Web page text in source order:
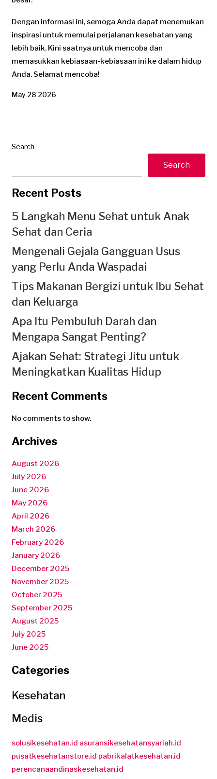
Dengan informasi ini, semoga Anda dapat menemukan
inspirasi untuk memulai perjalanan kesehatan yang
lebih baik. Kini saatnya untuk mencoba dan
memasukkan kebiasaan-kebiasaan ini ke dalam hidup
Anda. Selamat mencoba!
May 28 2026
Search
Search
Recent Posts
5 Langkah Menu Sehat untuk Anak
Sehat dan Ceria
Mengenali Gejala Gangguan Usus
yang Perlu Anda Waspadai
Tips Makanan Bergizi untuk Ibu Sehat
dan Keluarga
Apa Itu Pembuluh Darah dan
Mengapa Sangat Penting?
Ajakan Sehat: Strategi Jitu untuk
Meningkatkan Kualitas Hidup
Recent Comments
No comments to show.
Archives
August 2026
July 2026
June 2026
May 2026
April 2026
March 2026
February 2026
January 2026
December 2025
November 2025
October 2025
September 2025
August 2025
July 2025
June 2025
Categories
Kesehatan
Medis
solusikesehatan.id asuransikesehatansyariah.id
pusatkesehatanstore.id pabrikalatkesehatan.id
perencanaandinaskesehatan.id